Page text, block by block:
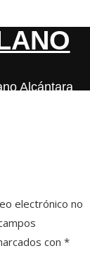
Alcántara
electrónico no
con *